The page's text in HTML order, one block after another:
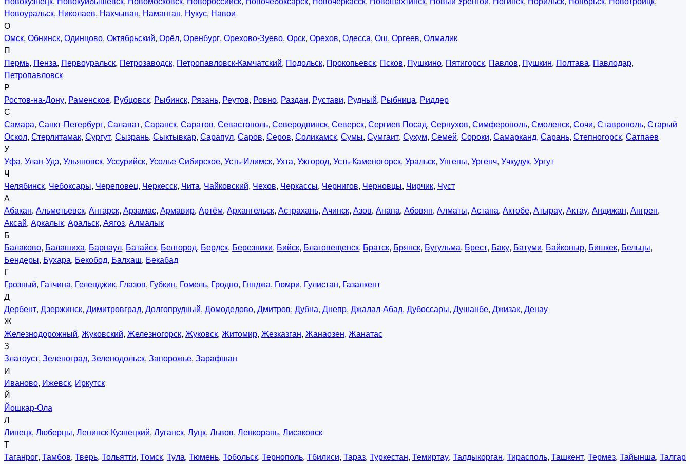
Новоуральск, Николаев, Нахчыван, Наманган, Нукус, Навои
О
Омск, Обнинск, Одинцово, Октябрьский, Орёл, Оренбург, Орехово-Зуево, Орск, Орехов, Одесса, Ош, Оргеев, Олмалик
П
Пермь, Пенза, Первоуральск, Петрозаводск, Петропавловск-Камчатский, Подольск, Прокопьевск, Псков, Пушкино, Пятигорск, Павлов, Пушкин, Полтава, Павлодар,
Петропавловск
Р
Ростов-на-Дону, Раменское, Рубцовск, Рыбинск, Рязань, Реутов, Ровно, Раздан, Рустави, Рудный, Рыбница, Риддер
С
Самара, Санкт-Петербург, Салават, Саранск, Саратов, Севастополь, Северодвинск, Северск, Сергиев Посад, Серпухов, Симферополь, Смоленск, Сочи, Ставрополь, Старый
Оскол, Стерлитамак, Сургут, Сызрань, Сыктывкар, Сарапул, Саров, Серов, Соликамск, Сумы, Сумгаит, Сухум, Семей, Сороки, Самарканд, Сарань, Степногорск, Сатпаев
У
Уфа, Улан-Удэ, Ульяновск, Уссурийск, Усолье-Сибирское, Усть-Илимск, Ухта, Ужгород, Усть-Каменогорск, Уральск, Унгены, Ургенч, Учкудук, Ургут
Ч
Челябинск, Чебоксары, Череповец, Черкесск, Чита, Чайковский, Чехов, Черкассы, Чернигов, Черновцы, Чирчик, Чуст
А
Абакан, Альметьевск, Ангарск, Арзамас, Армавир, Артём, Архангельск, Астрахань, Ачинск, Азов, Анапа, Абовян, Алматы, Астана, Актобе, Атырау, Актау, Андижан, Ангрен,
Аксай, Аркалык, Аральск, Аягоз, Алмалык
Б
Балаково, Балашиха, Барнаул, Батайск, Белгород, Бердск, Березники, Бийск, Благовещенск, Братск, Брянск, Бугульма, Брест, Баку, Батуми, Байконыр, Бишкек, Бельцы,
Бендеры, Бухара, Бекобод, Балхаш, Бекабад
Г
Грозный, Гатчина, Геленджик, Глазов, Губкин, Гомель, Гродно, Гянджа, Гюмри, Гулистан, Газалкент
Д
Дербент, Дзержинск, Димитровград, Долгопрудный, Домодедово, Дмитров, Дубна, Днепр, Джалал-Абад, Дубоссары, Душанбе, Джизак, Денау
Ж
Железнодорожный, Жуковский, Железногорск, Жуковск, Житомир, Жезказган, Жанаозен, Жанатас
З
Златоуст, Зеленоград, Зеленодольск, Запорожье, Зарафшан
И
Иваново, Ижевск, Иркутск
Й
Йошкар-Ола
Л
Липецк, Люберцы, Ленинск-Кузнецкий, Луганск, Луцк, Львов, Ленкорань, Лисаковск
Т
Таганрог, Тамбов, Тверь, Тольятти, Томск, Тула, Тюмень, Тобольск, Тернополь, Тбилиси, Тараз, Туркестан, Темиртау, Талдыкорган, Тирасполь, Ташкент, Термез, Тайынша, Талгар